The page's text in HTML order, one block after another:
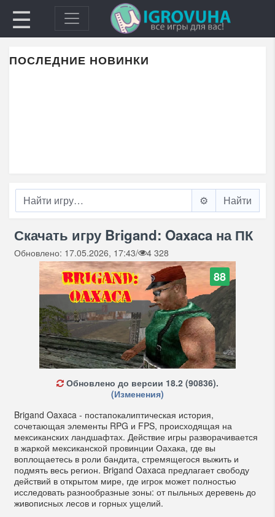
☰
ПОСЛЕДНИЕ НОВИНКИ
⚙️
Скачать игру Brigand: Oaxaca на ПК
Обновлено: 17.05.2026, 17:43/ 4 328
88
Обновлено до версии 18.2 (90836).
(Изменения)
Brigand Oaxaca - постапокалиптическая история,
сочетающая элементы RPG и FPS, происходящая на
мексиканских ландшафтах. Действие игры разворачивается
в жаркой мексиканской провинции Оахака, где вы
воплощаетесь в роли бандита, стремящегося выжить и
подмять весь регион. Brigand Oaxaca предлагает свободу
действий в открытом мире, где игрок может полностью
исследовать разнообразные зоны: от пыльных деревень до
живописных лесов и горных ущелий.